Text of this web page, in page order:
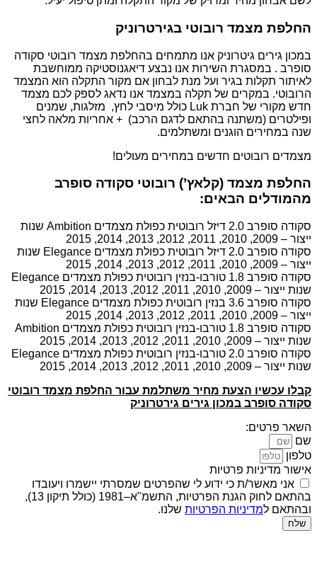
החלפת מצמד רובוטי בגירטרוניק
במכון גירים גיטרוניק אנו מתמחים בהחלפת מצמד רובוטי סקודה
סופרב . במסגרת השירות אנו נבצע דיאגנוסטיקה ממוחשבת
לאיתור תקלות בגיר ועל מנת לבחון אם מקור התקלה הוא המצמד
הרובוטי. במקרים של תקלה במצמד אנו נדאג לספק לכם מצמד
חדש מקורי של חברת Luk כולל מיסבי לחץ, מזלגות, שמנים
ופילטרים (משתנה בהתאם לדגם הרכב) + אחריות מלאה לחצי
שנה במחירים הוגנים ומשתלמים.
מצמדים רובוטים חדשים במחירים מעולים!
החלפת מצמד (קלאץ’) רובוטי סקודה סופרב
מהמודלים הבאים:
סקודה סופרב 2.0 דיזל רובוטית כפולת מצמדים Ambition שנות
ייצור – 2009, 2010, 2011, 2012, 2013, 2014, 2015
סקודה סופרב 2.0 דיזל רובוטית כפולת מצמדים Elegance שנות
ייצור – 2009, 2010, 2011, 2012, 2013, 2014, 2015
סקודה סופרב 1.8 טורבו-בנזין רובוטית כפולת מצמדים Elegance
שנות ייצור – 2009, 2010, 2011, 2012, 2013, 2014, 2015
סקודה סופרב 3.6 בנזין רובוטית כפולת מצמדים Elegance שנות
ייצור – 2009, 2010, 2011, 2012, 2013, 2014, 2015
סקודה סופרב 1.8 טורבו-בנזין רובוטית כפולת מצמדים Ambition
שנות ייצור – 2009, 2010, 2011, 2012, 2013, 2014, 2015
סקודה סופרב 2.0 טורבו-בנזין רובוטית כפולת מצמדים Elegance
שנות ייצור – 2009, 2010, 2011, 2012, 2013, 2014, 2015
קבלו עכשיו הצעת מחיר משתלמת עבור החלפת מצמד רובוטי
סקודה סופרב במכון גירים גירטרוניק
השאר פרטים:
שם
טלפון
אישור מדיניות פרטיות
אני מאשר/ת כי ידוע לי שהפרטים שמסרתי יישמרו ויעובדו
בהתאם לחוק הגנת הפרטיות, התשמ"א–1981 (כולל תיקון 13),
ובהתאם למדיניות הפרטיות שלנו.
שלח